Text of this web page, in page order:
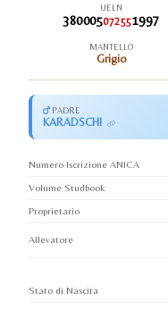
UELN
380005072551997
MANTELLO
Grigio
PADRE
KARADSCHI
Numero Iscrizione ANICA
Volume Studbook
Proprietario
Allevatore
Stato di Nascita